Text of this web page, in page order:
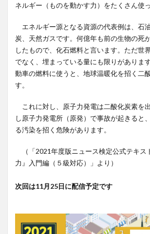
ネルギー（ものを動かす力）をたくさん使
エネルギー源となる資源の代表例は、石
炭、天然ガスです。何億年も前の生物の死
したもので、化石燃料と言います。ただ世
でなく、埋まっている量にも限りがありま
動車の燃料に使うと、地球温暖化を招く二
す。
これに対し、原子力発電は二酸化炭素を
し原子力発電所（原発）で事故が起きると
る汚染を招く危険があります。
（「2021年度版ニュース検定公式テキス
力』入門編（５級対応）」より）
次回は11月25日に配信予定です